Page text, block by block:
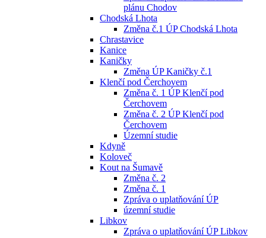
plánu Chodov
Chodská Lhota
Změna č.1 ÚP Chodská Lhota
Chrastavice
Kanice
Kaničky
Změna ÚP Kaničky č.1
Klenčí pod Čerchovem
Změna č. 1 ÚP Klenčí pod
Čerchovem
Změna č. 2 ÚP Klenčí pod
Čerchovem
Územní studie
Kdyně
Koloveč
Kout na Šumavě
Změna č. 2
Změna č. 1
Zpráva o uplatňování ÚP
územní studie
Libkov
Zpráva o uplatňování ÚP Libkov